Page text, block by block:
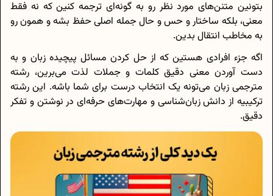
بتونین متنن‌های مورد نظر رو به گونه‌ای ترجمه کنین که نه فقط
معنی، بلکه ساختار و حس و حال جمله اصلی حفظ بشه و همون رو
به مخاطب انتقال بدین.
اگه جزء افرادی هستین که از حل کردن مسائل پیچیده زبان و به
دست آوردن معنی دقیق کلمات و جملات لذت می‌برین، رشته
مترجمی زبان می‌تونه یک انتخاب درست برای شما باشه. این رشته
ترکیبیه از دانش زبان‌شناسی و مهارت‌های حرفه‌ای در نوشتن و تفکر
دقیق.